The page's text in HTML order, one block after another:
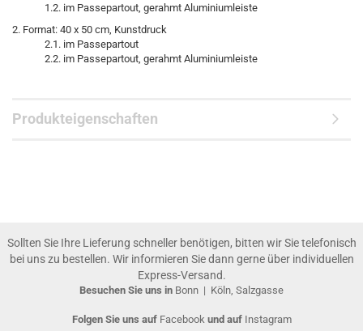
1.2. im Passepartout, gerahmt Aluminiumleiste
2. Format: 40 x 50 cm, Kunstdruck
2.1. im Passepartout
2.2. im Passepartout, gerahmt Aluminiumleiste
Produkteigenschaften
Sollten Sie Ihre Lieferung schneller benötigen, bitten wir Sie telefonisch
bei uns zu bestellen. Wir informieren Sie dann gerne über individuellen
Express-Versand.
Besuchen Sie uns in Bonn | Köln, Salzgasse
Folgen Sie uns auf Facebook und auf Instagram